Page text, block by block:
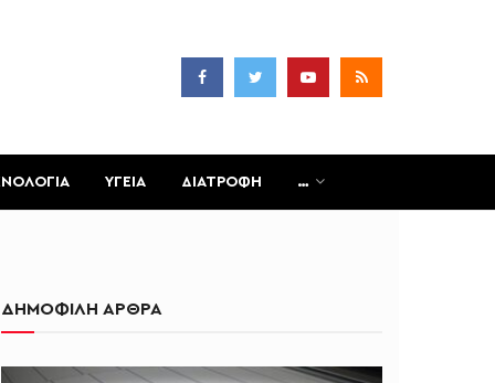
ΥΓΕΙΑ ΔΙΑΤΡΟΦΗ …
ΔΗΜΟΦΙΛΗ ΑΡΘΡΑ